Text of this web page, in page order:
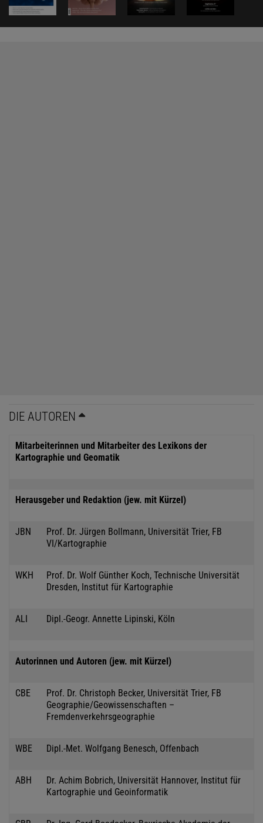
DIE AUTOREN
Mitarbeiterinnen und Mitarbeiter des Lexikons der
Kartographie und Geomatik
Herausgeber und Redaktion (jew. mit Kürzel)
JBN
Prof. Dr. Jürgen Bollmann, Universität Trier, FB
VI/Kartographie
WKH
Prof. Dr. Wolf Günther Koch, Technische Universität
Dresden, Institut für Kartographie
ALI Dipl.-Geogr. Annette Lipinski, Köln
Autorinnen und Autoren (jew. mit Kürzel)
CBE
Prof. Dr. Christoph Becker, Universität Trier, FB
Geographie/Geowissenschaften –
Fremdenverkehrsgeographie
WBE Dipl.-Met. Wolfgang Benesch, Offenbach
ABH
Dr. Achim Bobrich, Universität Hannover, Institut für
Kartographie und Geoinformatik